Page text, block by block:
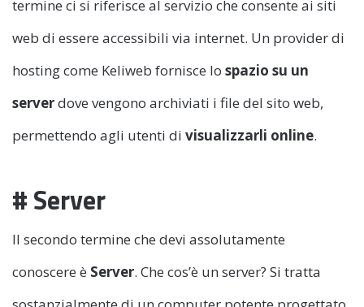
termine ci si riferisce al servizio che consente ai siti
web di essere accessibili via internet. Un provider di
hosting come Keliweb fornisce lo spazio su un
serverdove vengono archiviati i file del sito web,
permettendo agli utenti di visualizzarli online.
# Server
Il secondo termine che devi assolutamente
conoscere è Server. Che cos’è un server? Si tratta